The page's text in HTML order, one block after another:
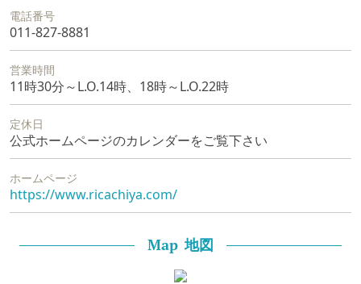
電話番号
011-827-8881
営業時間
11時30分～L.O.14時、18時～L.O.22時
定休日
公式ホームページのカレンダーをご覧下さい
ホームページ
https://www.ricachiya.com/
Map 地図